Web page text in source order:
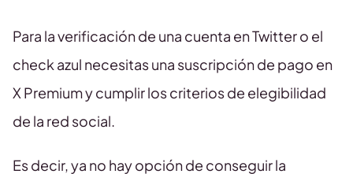
Para la verificación de una cuenta en Twitter o el
check azul necesitas una suscripción de pago en
X Premium y cumplir los criterios de elegibilidad
de la red social.
Es decir, ya no hay opción de conseguir la